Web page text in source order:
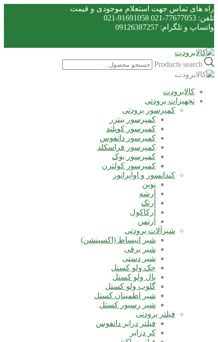
راه های تماس جهت استعلام موجودی و قیمت
تلفن: 77677053-021 91691058-021
واتساپ و تلگرام: 09126387257
Products search
کالابرودت
تجهیزات برودتی
کمپرسور برودتی
کمپرسور بیتزر
کمپرسور کوپلند
کمپرسور دانفوس
کمپرسور فراسکلد
کمپرسور بوک
کمپرسور کولترن
کندانسور و اواپراتور
نوین
آرشه
آرتک
آرکاکول
آرتمن
شیرآلات برودتی
شیر انبساط (اکسپنشن)
شیر برقی
شیر دستی
چک ولو کستل
بال ولو کستل
گلوب ولو کستل
شیر اطمینان کستل
شیر رسیور کستل
فیلتر برودتی
فیلتر درایر دانفوس
کر درایر